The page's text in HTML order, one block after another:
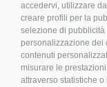
accedervi, utilizzare
creare profili per la
selezione di
personalizzazione dei
contenuti
misurare le
attraverso statistiche
SEGUICI